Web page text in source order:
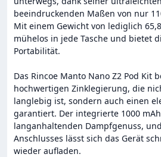
beeindruckenden Maßen von nur
Mit einem Gewicht von lediglich
mühelos in jede Tasche und bietet
Portabilität.
Das Rincoe Manto Nano Z2 Pod Kit
hochwertigen Zinklegierung, die
langlebig ist, sondern auch einen
garantiert. Der integrierte 1000
langanhaltenden Dampfgenuss,
Anschlusses lässt sich das Gerät
wieder aufladen.